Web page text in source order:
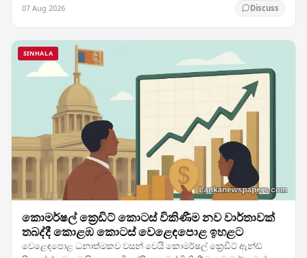
07 Aug 2026 Discuss
SINHALA
කොමර්ෂල් ක්‍රෙඩිට් කොටස් විකිණීම නව වාර්තාවක්
තබද්දී කොළඹ කොටස් වෙළෙඳපොළ ඉහළට
වෙළෙඳපොළ ධනාත්මකව වසන් වෙයි කොමර්ෂල් ක්‍රෙඩිට් ඇන්ඩ්